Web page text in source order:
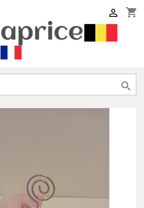
shopping_cart

